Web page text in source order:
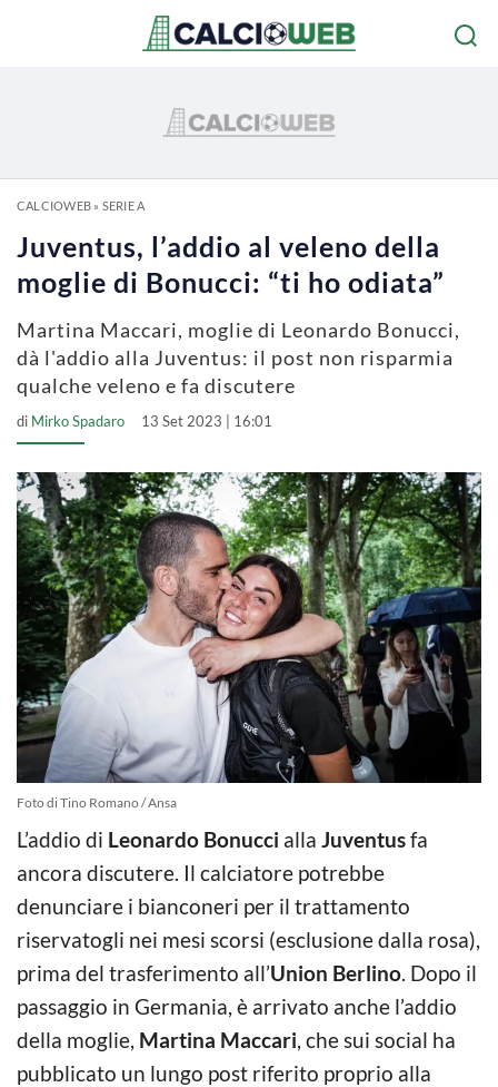
CALCIOWEB» SERIE A
Juventus, l’addio al veleno della
moglie di Bonucci: “ti ho odiata”
Martina Maccari, moglie di Leonardo Bonucci,
dà l'addio alla Juventus: il post non risparmia
qualche veleno e fa discutere
di Mirko Spadaro 13 Set 2023 | 16:01
Foto di Tino Romano / Ansa
L’addio di Leonardo Bonucci alla Juventusfa
ancora discutere. Il calciatore potrebbe
denunciare i bianconeri per il trattamento
riservatogli nei mesi scorsi (esclusione dalla rosa),
prima del trasferimento all’Union Berlino. Dopo il
passaggio in Germania, è arrivato anche l’addio
della moglie, Martina Maccari, che sui social ha
pubblicato un lungo post riferito proprio alla